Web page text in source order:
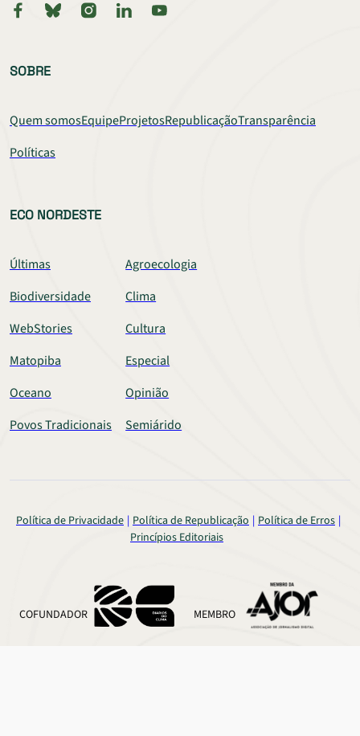
SOBRE
Quem somosEquipeProjetosRepublicaçãoTransparência
Políticas
ECO NORDESTE
Últimas
Agroecologia
Biodiversidade
Clima
WebStories
Cultura
Matopiba
Especial
Oceano
Opinião
Povos Tradicionais
Semiárido
Política de Privacidade Política de Republicação Política de Erros
Princípios Editoriais
COFUNDADOR MEMBRO